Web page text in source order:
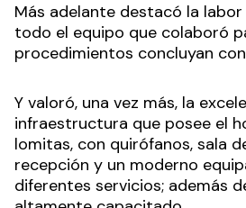
Más adelante destacó la
todo el equipo que colaboró
procedimientos concluyan
Y valoró, una vez más, la
infraestructura que posee el
lomitas, con quirófanos, sala
recepción y un moderno
diferentes servicios; además